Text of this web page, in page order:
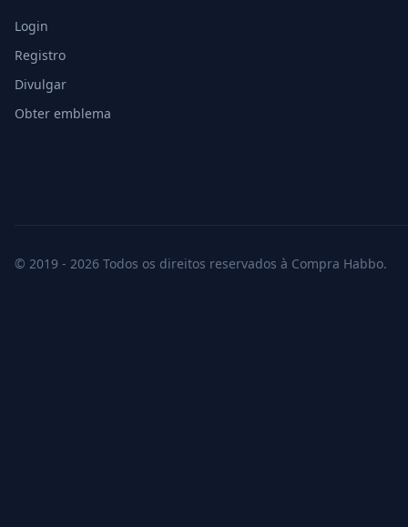
Login
Registro
Divulgar
Obter emblema
© 2019 - 2026 Todos os direitos reservados à Compra Habbo.